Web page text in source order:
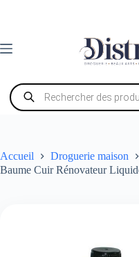
Recherche
de
produits
Accueil Droguerie maison
Baume Cuir Rénovateur